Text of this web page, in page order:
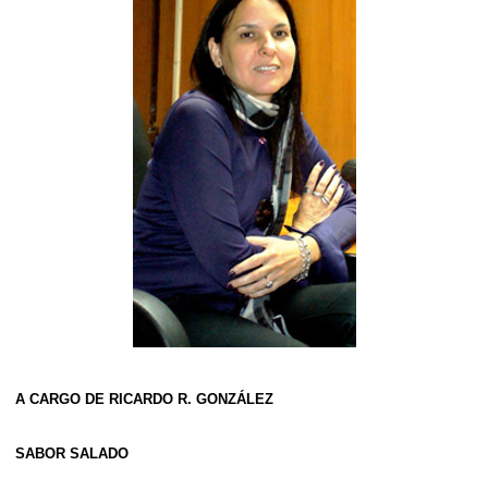
A CARGO DE RICARDO R. GONZÁLEZ
SABOR SALADO